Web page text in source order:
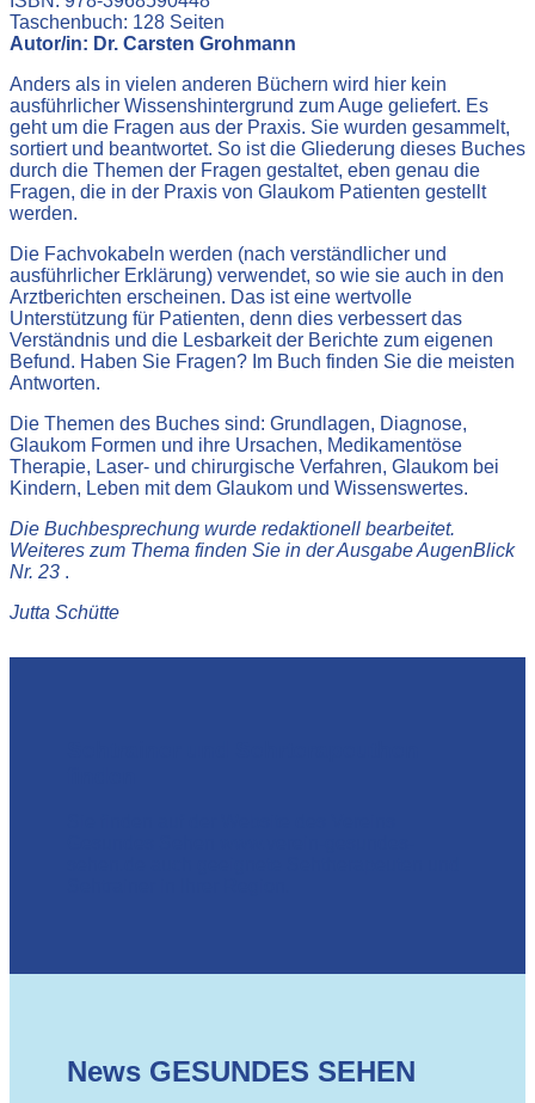
Taschenbuch: 128 Seiten
Autor/in: Dr. Carsten Grohmann
Anders als in vielen anderen Büchern wird hier kein
ausführlicher Wissenshintergrund zum Auge geliefert. Es
geht um die Fragen aus der Praxis. Sie wurden gesammelt,
sortiert und beantwortet. So ist die Gliederung dieses Buches
durch die Themen der Fragen gestaltet, eben genau die
Fragen, die in der Praxis von Glaukom Patienten gestellt
werden.
Die Fachvokabeln werden (nach verständlicher und
ausführlicher Erklärung) verwendet, so wie sie auch in den
Arztberichten erscheinen. Das ist eine wertvolle
Unterstützung für Patienten, denn dies verbessert das
Verständnis und die Lesbarkeit der Berichte zum eigenen
Befund. Haben Sie Fragen? Im Buch finden Sie die meisten
Antworten.
Die Themen des Buches sind: Grundlagen, Diagnose,
Glaukom Formen und ihre Ursachen, Medikamentöse
Therapie, Laser- und chirurgische Verfahren, Glaukom bei
Kindern, Leben mit dem Glaukom und Wissenswertes.
Die Buchbesprechung wurde redaktionell bearbeitet.
Weiteres zum Thema finden Sie in der Ausgabe AugenBlick
Nr. 23 .
Jutta Schütte
News GESUNDES SEHEN